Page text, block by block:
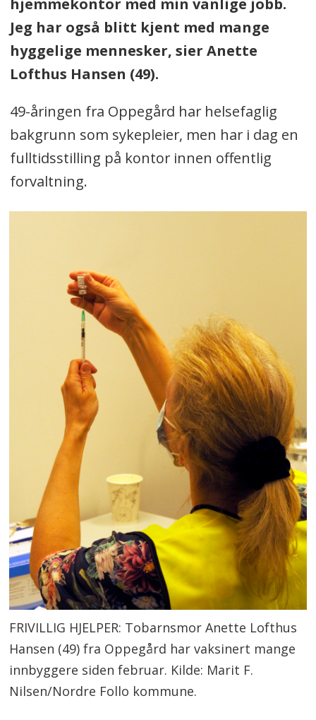
hjemmekontor med min vanlige jobb.
Jeg har også blitt kjent med mange
hyggelige mennesker, sier Anette
Lofthus Hansen (49).
49-åringen fra Oppegård har helsefaglig
bakgrunn som sykepleier, men har i dag en
fulltidsstilling på kontor innen offentlig
forvaltning.
FRIVILLIG HJELPER: Tobarnsmor Anette Lofthus
Hansen (49) fra Oppegård har vaksinert mange
innbyggere siden februar. Kilde: Marit F.
Nilsen/Nordre Follo kommune.